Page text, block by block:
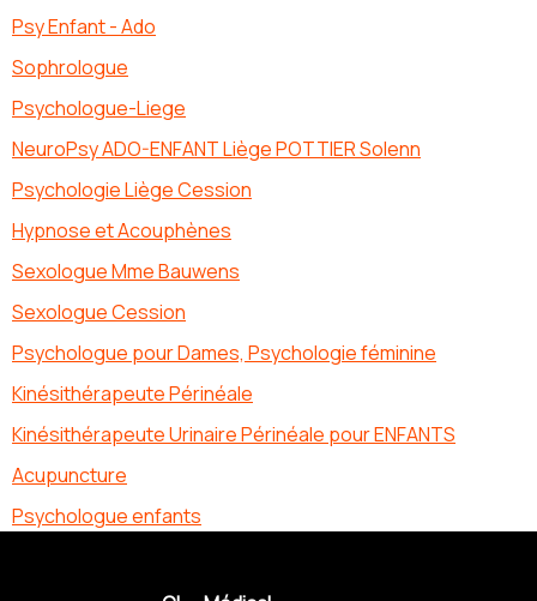
Psy Enfant - Ado
Sophrologue
Psychologue-Liege
NeuroPsy ADO-ENFANT Liège POTTIER Solenn
Psychologie Liège Cession
Hypnose et Acouphènes
Sexologue Mme Bauwens
Sexologue Cession
Psychologue pour Dames, Psychologie féminine
Kinésithérapeute Périnéale
Kinésithérapeute Urinaire Périnéale pour ENFANTS
Acupuncture
Psychologue enfants